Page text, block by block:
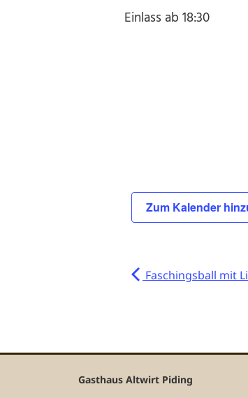
Einlass ab 18:30
Zum Kalender
Faschingsball mit
Gasthaus Altwirt Piding